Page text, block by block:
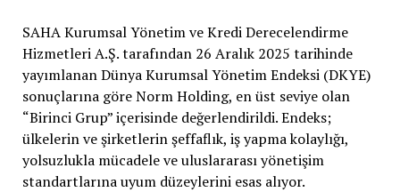
SAHA Kurumsal Yönetim ve Kredi Derecelendirme
Hizmetleri A.Ş. tarafından 26 Aralık 2025 tarihinde
yayımlanan Dünya Kurumsal Yönetim Endeksi (DKYE)
sonuçlarına göre Norm Holding, en üst seviye olan
“Birinci Grup” içerisinde değerlendirildi. Endeks;
ülkelerin ve şirketlerin şeffaflık, iş yapma kolaylığı,
yolsuzlukla mücadele ve uluslararası yönetişim
standartlarına uyum düzeylerini esas alıyor.